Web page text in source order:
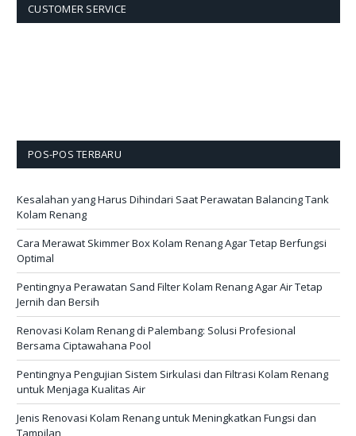
CUSTOMER SERVICE
POS-POS TERBARU
Kesalahan yang Harus Dihindari Saat Perawatan Balancing Tank
Kolam Renang
Cara Merawat Skimmer Box Kolam Renang Agar Tetap Berfungsi
Optimal
Pentingnya Perawatan Sand Filter Kolam Renang Agar Air Tetap
Jernih dan Bersih
Renovasi Kolam Renang di Palembang: Solusi Profesional
Bersama Ciptawahana Pool
Pentingnya Pengujian Sistem Sirkulasi dan Filtrasi Kolam Renang
untuk Menjaga Kualitas Air
Jenis Renovasi Kolam Renang untuk Meningkatkan Fungsi dan
Tampilan